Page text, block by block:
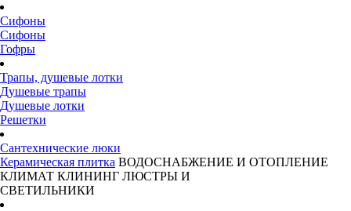
Сифоны
Сифоны
Гофры
Трапы, душевые лотки
Душевые трапы
Душевые лотки
Решетки
Сантехнические люки
Керамическая плитка ВОДОСНАБЖЕНИЕ И ОТОПЛЕНИЕ
КЛИМАТ КЛИНИНГ ЛЮСТРЫ И
СВЕТИЛЬНИКИ